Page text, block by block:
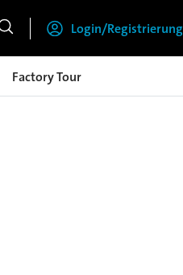
Login/Registrierung
Factory Tour